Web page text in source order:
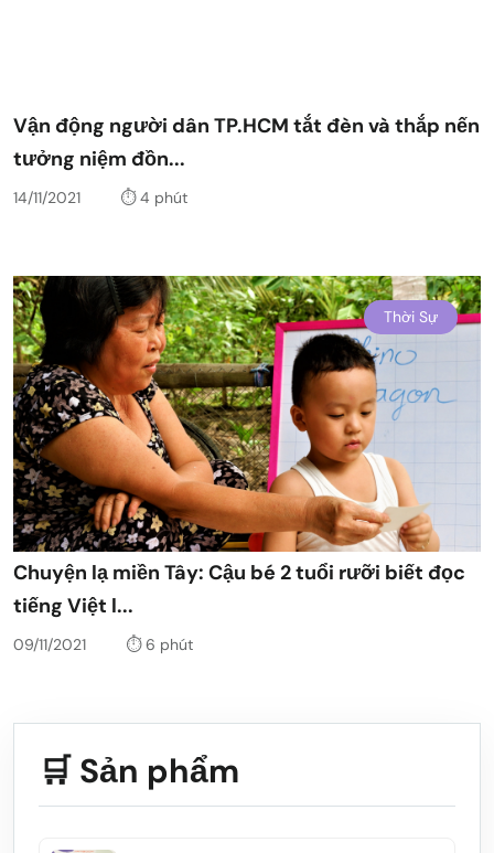
Vận động người dân TP.HCM tắt đèn và thắp nến
tưởng niệm đồn...
14/11/2021 ⏱️ 4 phút
Thời Sự
Chuyện lạ miền Tây: Cậu bé 2 tuổi rưỡi biết đọc
tiếng Việt l...
09/11/2021 ⏱️ 6 phút
🛒 Sản phẩm